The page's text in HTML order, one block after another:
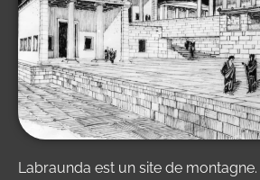
Labraunda est un site de